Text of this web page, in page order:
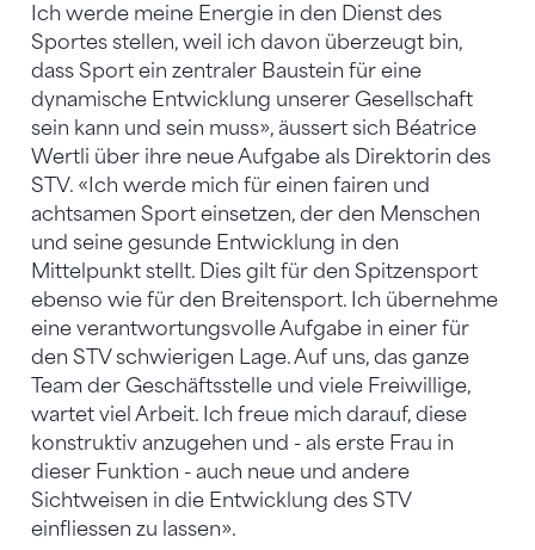
Ich werde meine Energie in den Dienst des
Sportes stellen, weil ich davon überzeugt bin,
dass Sport ein zentraler Baustein für eine
dynamische Entwicklung unserer Gesellschaft
sein kann und sein muss», äussert sich Béatrice
Wertli über ihre neue Aufgabe als Direktorin des
STV. «Ich werde mich für einen fairen und
achtsamen Sport einsetzen, der den Menschen
und seine gesunde Entwicklung in den
Mittelpunkt stellt. Dies gilt für den Spitzensport
ebenso wie für den Breitensport. Ich übernehme
eine verantwortungsvolle Aufgabe in einer für
den STV schwierigen Lage. Auf uns, das ganze
Team der Geschäftsstelle und viele Freiwillige,
wartet viel Arbeit. Ich freue mich darauf, diese
konstruktiv anzugehen und - als erste Frau in
dieser Funktion - auch neue und andere
Sichtweisen in die Entwicklung des STV
einfliessen zu lassen».